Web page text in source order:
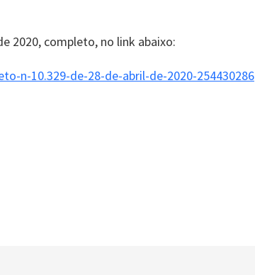
2020, completo, no link abaixo:
n-10.329-de-28-de-abril-de-2020-254430286